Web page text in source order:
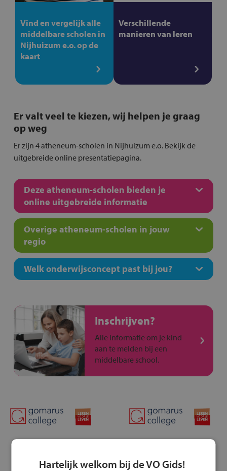
Vind en vergelijk alle
middelbare scholen in
Nijhuizum e.o. op de
kaart
Verschillende
manieren van leren
Er valt veel te kiezen, wij helpen je graag
op weg
Er zijn 4 atheneum-scholen in Nijhuizum e.o. Bekijk de
uitgebreide online presentatiepagina.
Deze atheneum-scholen bieden je
online uitgebreide informatie
Overige atheneum-scholen in jouw
regio
Welk onderwijsconcept past bij jou?
Inschrijven?
Alle informatie om je kind
aan te melden bij een
middelbare school.
Hartelijk welkom bij de VO Gids!